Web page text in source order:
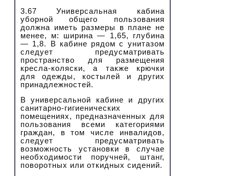
3.67 Универсальная кабина
уборной общего пользования
должна иметь размеры в плане не
менее, м: ширина — 1,65, глубина
— 1,8. В кабине рядом с унитазом
следует предусматривать
пространство для размещения
кресла-коляски, а также крючки
для одежды, костылей и других
принадлежностей.
В универсальной кабине и других
санитарно-гигиенических
помещениях, предназначенных для
пользования всеми категориями
граждан, в том числе инвалидов,
следует предусматривать
возможность установки в случае
необходимости поручней, штанг,
поворотных или откидных сидений.